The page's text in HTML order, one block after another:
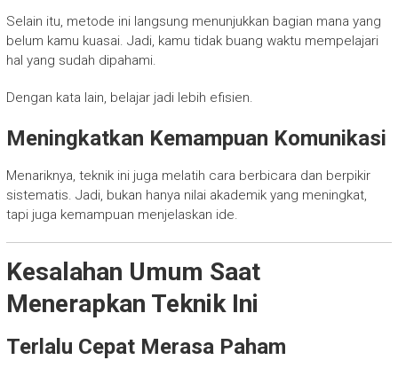
Selain itu, metode ini langsung menunjukkan bagian mana yang
belum kamu kuasai. Jadi, kamu tidak buang waktu mempelajari
hal yang sudah dipahami.
Dengan kata lain, belajar jadi lebih efisien.
Meningkatkan Kemampuan Komunikasi
Menariknya, teknik ini juga melatih cara berbicara dan berpikir
sistematis. Jadi, bukan hanya nilai akademik yang meningkat,
tapi juga kemampuan menjelaskan ide.
Kesalahan Umum Saat
Menerapkan Teknik Ini
Terlalu Cepat Merasa Paham